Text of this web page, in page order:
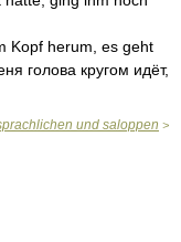
Kopf herum, es geht
голова кругом идёт,
und saloppen >